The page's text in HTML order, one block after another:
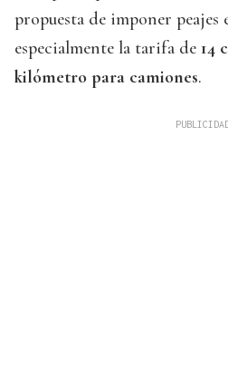
propuesta de imponer peajes
especialmente la tarifa de 14
kilómetro para camiones.